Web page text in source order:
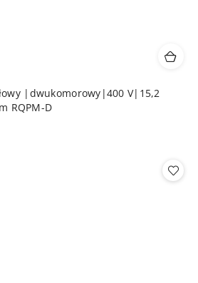
|dwukomorowy|400 V|15,2
RQPM-D